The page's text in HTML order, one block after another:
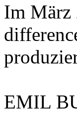
Im März
EMIL